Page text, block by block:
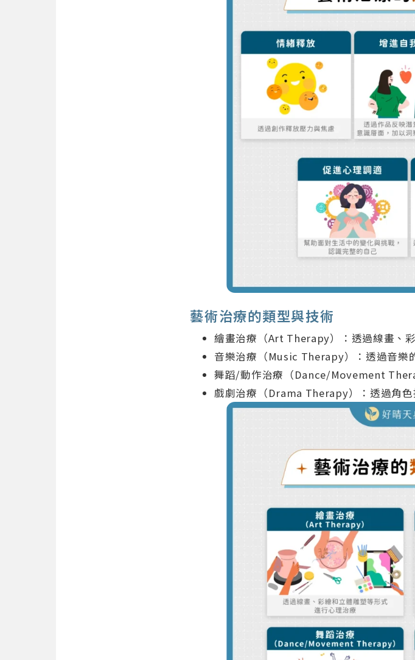
藝術治療的類型與技術
繪畫治療（Art Therapy）：透過線畫、
音樂治療（Music Therapy）：透過音樂
舞蹈/動作治療（Dance/Movement
戲劇治療（Drama Therapy）：透過角色